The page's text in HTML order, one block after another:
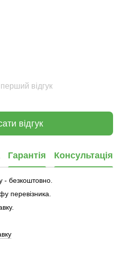
відгук
відгук
Гарантія Консультація
- безкоштовно.
перевізника.